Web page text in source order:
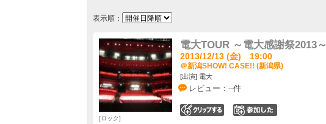
表示順：
電大TOUR ～電大感謝祭2013～
2013/12/13 (金) 19:00
＠新潟SHOW! CASE!! (新潟県)
[出演] 電大
レビュー：--件
ロック